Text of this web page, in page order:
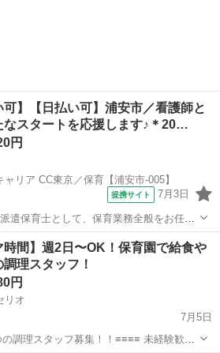
可】【日払い可】浦安市／看護師と
なスタートを応援します♪＊20…
円
ャリア CC東京／保育【浦安市-005】
提携サイト 7月3日
ピアノ演奏や歌・季節行事の補助 連絡
時間】週2日〜OK！保育園で給食や
理スタッフ！
円
リオ
7月5日
調理スタッフ募集！！≡≡≡≡ 未経験歓